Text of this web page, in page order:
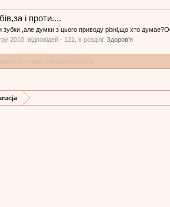
і проти....
зубки ,але думки з цього приводу різні,що хто
2010 , відповідей - 121, в розділі: Здоров'я